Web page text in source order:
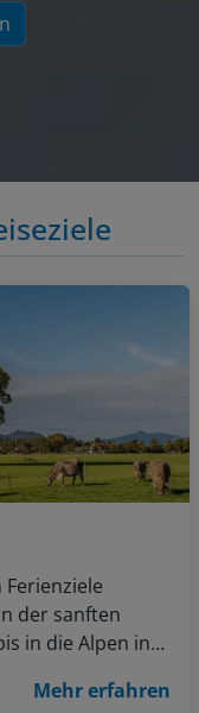
der sanften
in die Alpen ins
und das
Mehr erfahren